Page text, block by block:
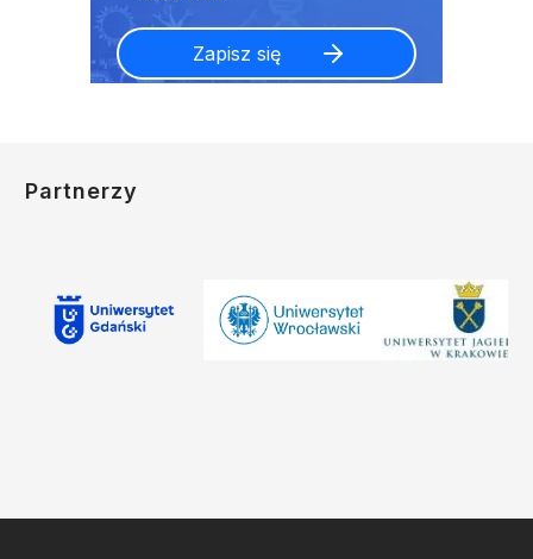
Partnerzy